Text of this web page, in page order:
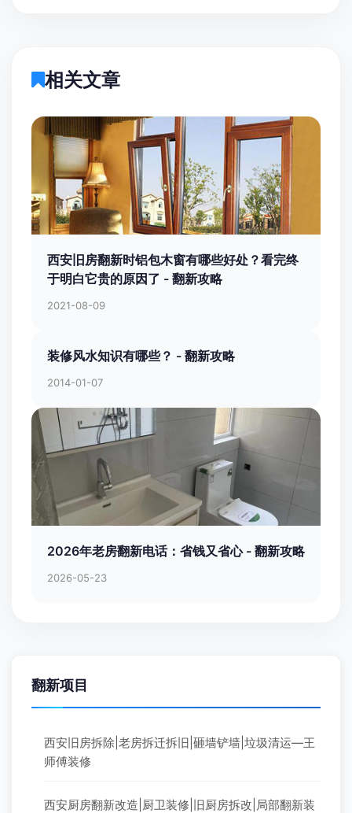
相关文章
西安旧房翻新时铝包木窗有哪些好处？看完终
于明白它贵的原因了 - 翻新攻略
2021-08-09
装修风水知识有哪些？ - 翻新攻略
2014-01-07
2026年老房翻新电话：省钱又省心 - 翻新攻略
2026-05-23
翻新项目
西安旧房拆除|老房拆迁拆旧|砸墙铲墙|垃圾清运—王
师傅装修
西安厨房翻新改造|厨卫装修|旧厨房拆改|局部翻新装